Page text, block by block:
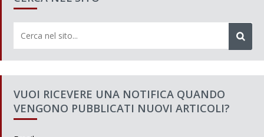
VUOI RICEVERE UNA NOTIFICA QUANDO
VENGONO PUBBLICATI NUOVI ARTICOLI?